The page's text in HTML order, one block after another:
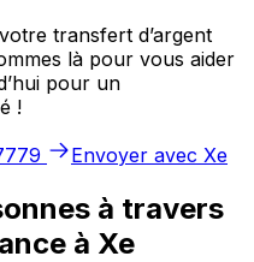
transfert d’argent
là pour vous aider
pour un
!
Envoyer avec Xe
à travers
à Xe